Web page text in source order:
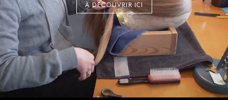
À DÉCOUVRIR ICI